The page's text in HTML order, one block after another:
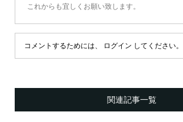
これからも宜しくお願い致します。
コメントするためには、 ログイン してください。
関連記事一覧